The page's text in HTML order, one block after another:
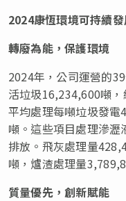
2024康恆環境可持續
轉廢為能，保護環境
2024年，公司運營的
活垃圾16,234,600噸
平均處理每噸垃圾發
噸。這些項目處理滲
排放。飛灰處理量
噸，爐渣處理量
質量優先，創新賦能